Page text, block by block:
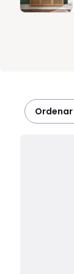
elegir con
Ordenar